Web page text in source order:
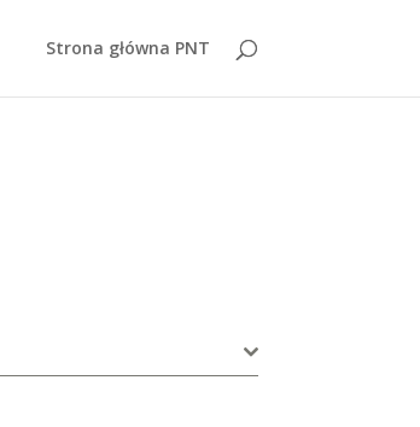
Strona główna PNT